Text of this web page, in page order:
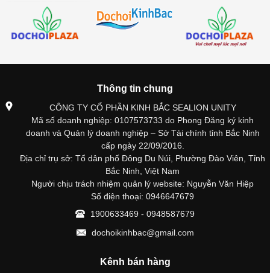
Thông tin chung
CÔNG TY CỔ PHẦN KINH BẮC SEALION UNITY
Mã số doanh nghiệp: 0107573733 do Phong Đăng ký kinh
doanh và Quản lý doanh nghiệp – Sở Tài chính tỉnh Bắc Ninh
cấp ngày 22/09/2016.
Địa chỉ trụ sở: Tổ dân phố Đông Du Núi, Phường Đào Viên, Tỉnh
Bắc Ninh, Việt Nam
Người chịu trách nhiệm quản lý website: Nguyễn Văn Hiệp
Số điện thoại: 0946647679
1900633469 - 0948587679
dochoikinhbac@gmail.com
Kênh bán hàng